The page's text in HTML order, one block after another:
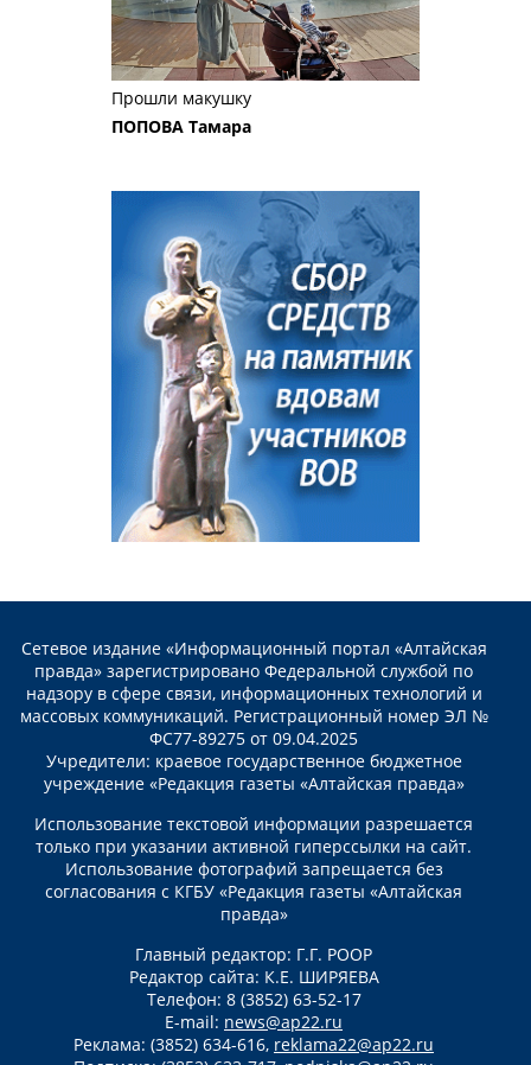
Прошли макушку
ПОПОВА Тамара
Сетевое издание «Информационный портал «Алтайская
правда» зарегистрировано Федеральной службой по
надзору в сфере связи, информационных технологий и
массовых коммуникаций. Регистрационный номер ЭЛ №
ФС77-89275 от 09.04.2025
Учредители: краевое государственное бюджетное
учреждение «Редакция газеты «Алтайская правда»
Использование текстовой информации разрешается
только при указании активной гиперссылки на сайт.
Использование фотографий запрещается без
согласования с КГБУ «Редакция газеты «Алтайская
правда»
Главный редактор: Г.Г. РООР
Редактор сайта: К.Е. ШИРЯЕВА
Телефон: 8 (3852) 63-52-17
E-mail: news@ap22.ru
Реклама: (3852) 634-616, reklama22@ap22.ru